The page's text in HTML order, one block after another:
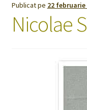
Publicat pe 22 februarie
Nicolae